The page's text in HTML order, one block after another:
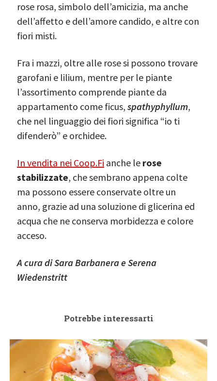
rose rosa, simbolo dell’amicizia, ma anche
dell’affetto e dell’amore candido, e altre con
fiori misti.
Fra i mazzi, oltre alle rose si possono trovare
garofani e lilium, mentre per le piante
l’assortimento comprende piante da
appartamento come ficus, spathyphyllum,
che nel linguaggio dei fiori significa “io ti
difenderò” e orchidee.
In vendita nei Coop.Fi anche le rose
stabilizzate, che sembrano appena colte
ma possono essere conservate oltre un
anno, grazie ad una soluzione di glicerina ed
acqua che ne conserva morbidezza e colore
acceso.
A cura di Sara Barbanera e Serena
Wiedenstritt
Potrebbe interessarti